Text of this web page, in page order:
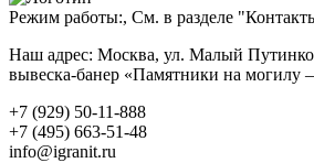
Режим работы:, См. в разделе
Наш адрес: Москва, ул. Малый
вывеска-банер «Памятники на могилу
+7 (929) 50-11-888
+7 (495) 663-51-48
info@igranit.ru